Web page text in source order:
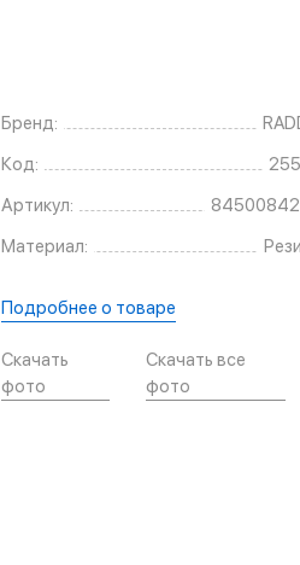
Бренд:
Код:
Артикул:
Материал:
Подробнее о товаре
Скачать
фото
Скачать все
фото